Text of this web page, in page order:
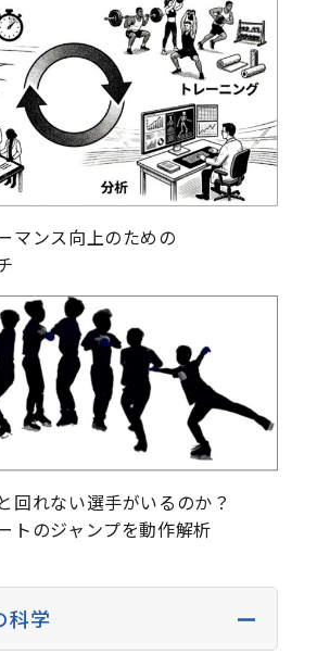
マンス向上のための
回れない選手がいるのか？
トのジャンプを動作解析
科学